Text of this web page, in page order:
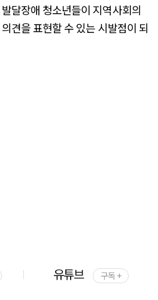
달장애 청소년들이 지역사회의
견을 표현할 수 있는 시발점이 되
유튜브 구독 +